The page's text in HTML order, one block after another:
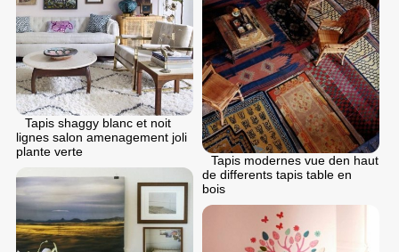
Tapis modernes vue den haut
de differents tapis table en
bois
Tapis shaggy blanc et noit
lignes salon amenagement joli
plante verte